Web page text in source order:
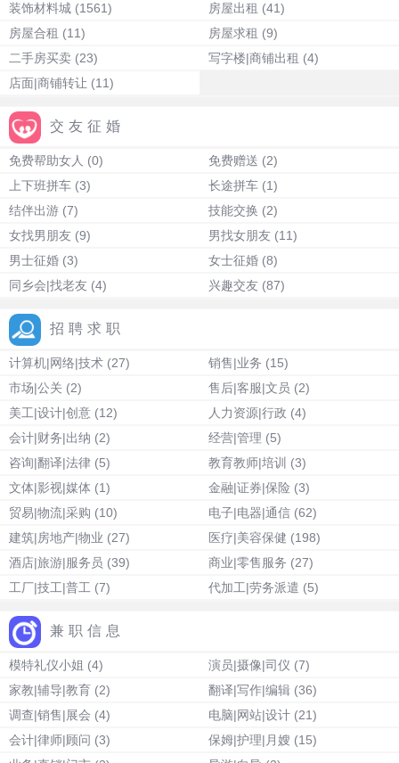
装饰材料城 (1561) 房屋出租 (41)
房屋合租 (11) 房屋求租 (9)
二手房买卖 (23) 写字楼|商铺出租 (4)
店面|商铺转让 (11)
交友征婚
免费帮助女人 (0) 免费赠送 (2)
上下班拼车 (3) 长途拼车 (1)
结伴出游 (7) 技能交换 (2)
女找男朋友 (9) 男找女朋友 (11)
男士征婚 (3) 女士征婚 (8)
同乡会|找老友 (4) 兴趣交友 (87)
招聘求职
计算机|网络|技术 (27) 销售|业务 (15)
市场|公关 (2) 售后|客服|文员 (2)
美工|设计|创意 (12) 人力资源|行政 (4)
会计|财务|出纳 (2) 经营|管理 (5)
咨询|翻译|法律 (5) 教育教师|培训 (3)
文体|影视|媒体 (1) 金融|证券|保险 (3)
贸易|物流|采购 (10) 电子|电器|通信 (62)
建筑|房地产|物业 (27) 医疗|美容保健 (198)
酒店|旅游|服务员 (39) 商业|零售服务 (27)
工厂|技工|普工 (7) 代加工|劳务派遣 (5)
兼职信息
模特礼仪小姐 (4) 演员|摄像|司仪 (7)
家教|辅导|教育 (2) 翻译|写作|编辑 (36)
调查|销售|展会 (4) 电脑|网站|设计 (21)
会计|律师|顾问 (3) 保姆|护理|月嫂 (15)